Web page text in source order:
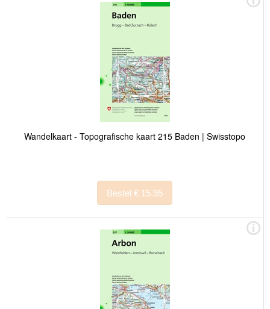
Wandelkaart - Topografische kaart 215 Baden | Swisstopo
Bestel € 15,95